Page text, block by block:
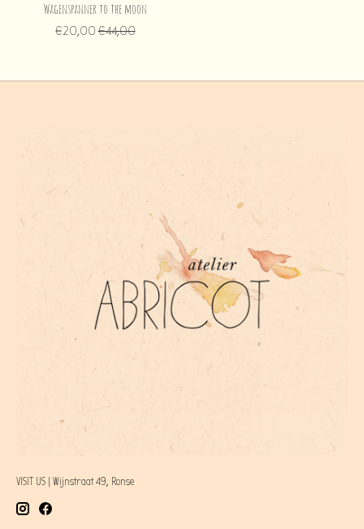
Wagenspanner to the moon
€20,00€44,00
VISIT US | Wijnstraat 49, Ronse